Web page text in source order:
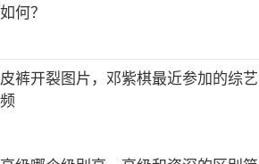
何？
裤开裂图片，邓紫棋最近参加的综艺